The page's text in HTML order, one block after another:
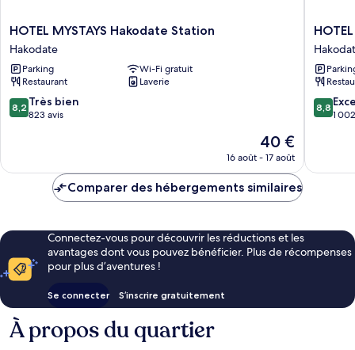
HOTEL
MYSTAYS
Hakodate
Station
Hakodate
HOTEL MYSTAYS Hakodate Station
Hakodate
Parking
Wi-Fi gratuit
Restaurant
Laverie
8.2
sur
823 avis
8,2 Très bien
823 avis
Le
nouveau
est
de
40 €
16 août - 17 août
HOTEL
8.8
sur
8,8
1
Comparer des hébergements similaires
Connectez-vous pour découvrir les réductions et les
avantages dont vous pouvez bénéficier. Plus de récompenses
pour plus d’aventures !
Se connecter S’inscrire gratuitement
À propos du quartier